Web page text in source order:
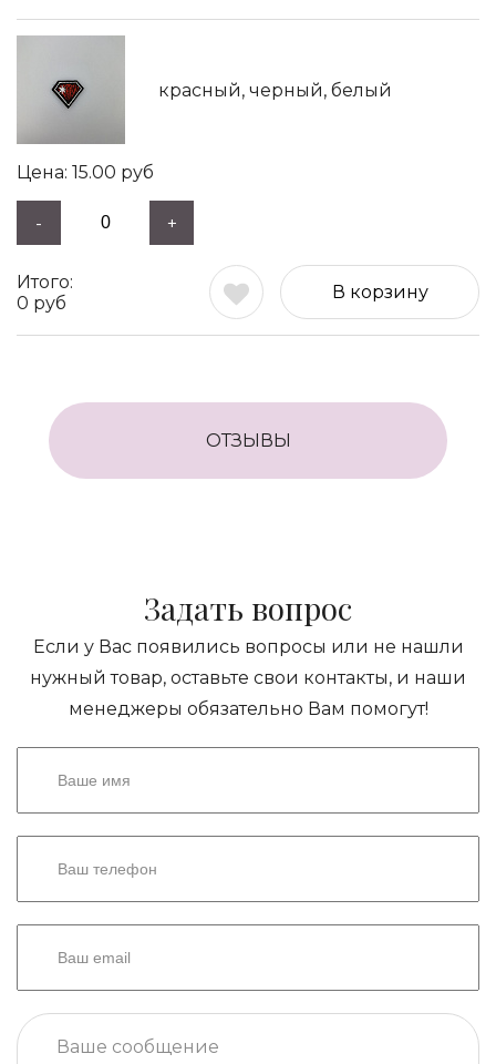
красный, черный, белый
15.00 руб
- +
0 руб
В корзину
ОТЗЫВЫ
Задать вопрос
Если у Вас появились вопросы или не нашли
нужный товар, оставьте свои контакты, и наши
менеджеры обязательно Вам помогут!